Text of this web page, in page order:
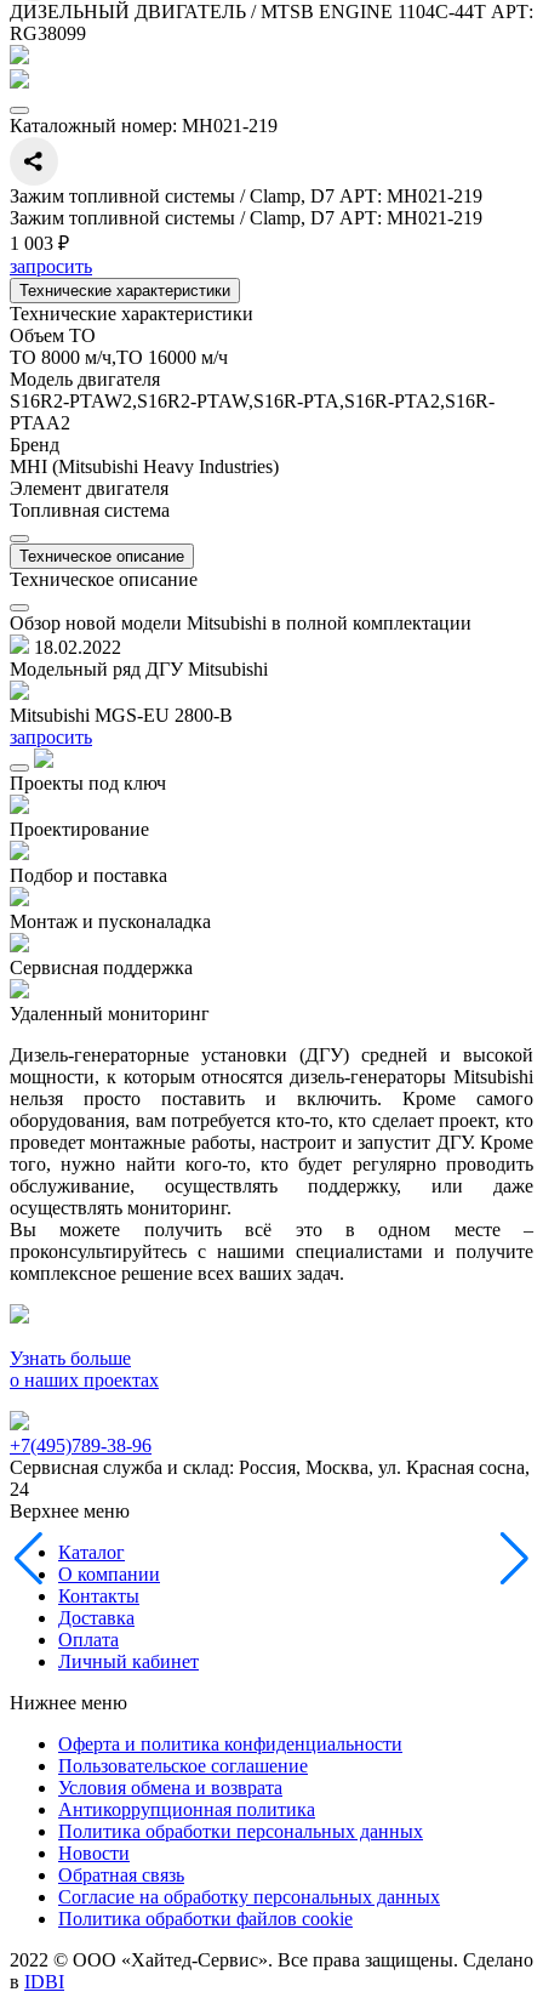
ДИЗЕЛЬНЫЙ ДВИГАТЕЛЬ / MTSB ENGINE 1104C-44T АРТ:
RG38099
Каталожный номер: MH021-219
Зажим топливной системы / Clamp, D7 АРТ: MH021-219
Зажим топливной системы / Clamp, D7 АРТ: MH021-219
1 003 ₽
запросить
Технические характеристики
Технические характеристики
Объем ТО
ТО 8000 м/ч,ТО 16000 м/ч
Модель двигателя
S16R2-PTAW2,S16R2-PTAW,S16R-PTA,S16R-PTA2,S16R-
PTAA2
Бренд
MHI (Mitsubishi Heavy Industries)
Элемент двигателя
Топливная система
Техническое описание
Техническое описание
Обзор новой модели Mitsubishi в полной комплектации
18.02.2022
Модельный ряд ДГУ Mitsubishi
Mitsubishi MGS-EU 2800-B
запросить
Проекты под ключ
Проектирование
Подбор и поставка
Монтаж и пусконаладка
Сервисная поддержка
Удаленный мониторинг
Дизель-генераторные установки (ДГУ) средней и высокой
мощности, к которым относятся дизель-генераторы Mitsubishi
нельзя просто поставить и включить. Кроме самого
оборудования, вам потребуется кто-то, кто сделает проект, кто
проведет монтажные работы, настроит и запустит ДГУ. Кроме
того, нужно найти кого-то, кто будет регулярно проводить
обслуживание, осуществлять поддержку, или даже
осуществлять мониторинг.
Вы можете получить всё это в одном месте –
проконсультируйтесь с нашими специалистами и получите
комплексное решение всех ваших задач.
Узнать больше
о наших проектах
+7(495)789-38-96
Сервисная служба и склад: Россия, Москва, ул. Красная сосна,
24
Верхнее меню
Каталог
О компании
Контакты
Доставка
Оплата
Личный кабинет
Нижнее меню
Оферта и политика конфиденциальности
Пользовательское соглашение
Условия обмена и возврата
Антикоррупционная политика
Политика обработки персональных данных
Новости
Обратная связь
Согласие на обработку персональных данных
Политика обработки файлов cookie
2022 © ООО «Хайтед-Сервис». Все права защищены. Сделано
в IDBI